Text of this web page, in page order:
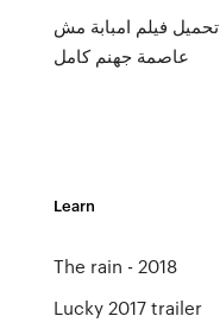
تحميل فيلم امبابة مش
عاصمة جهنم كامل
Learn
The rain - 2018
Lucky 2017 trailer